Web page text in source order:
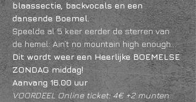
blaassectie, backvocals en een
dansende Boemel.
Speelde al 5 keer eerder de sterren van
de hemel: Ain’t no mountain high enough…
Dit wordt weer een Heerlijke BOEMELSE
ZONDAG middag!
Aanvang 16.00 uur
VOORDEEL Online ticket: 4€ +2 munten